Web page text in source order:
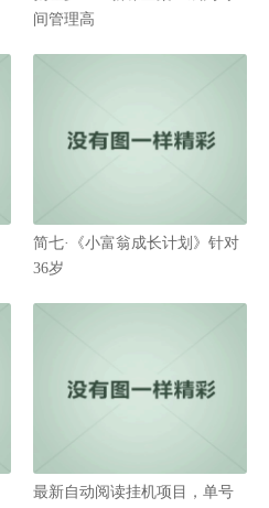
间管理高
简七·《小富翁成长计划》针对
36岁
最新自动阅读挂机项目，单号